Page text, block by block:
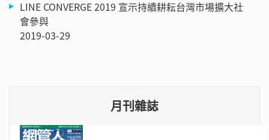
LINE CONVERGE 2019 宣示持續耕耘台灣市場擴大社
會參與
2019-03-29
月刊雜誌